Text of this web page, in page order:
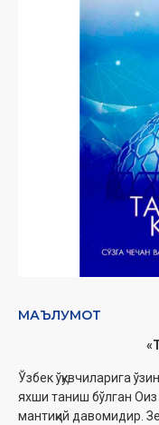
МАЪЛУМОТ
Ўзбек ўқувчиларига
яхши таниш бўлган
мантиқий давомидир.